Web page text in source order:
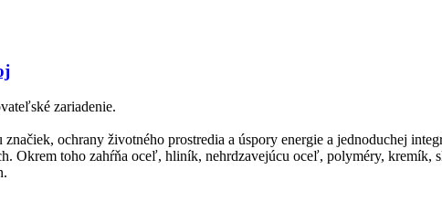
zariadenie.
ochrany životného prostredia a úspory energie a jednoduchej
Okrem toho zahŕňa oceľ, hliník, nehrdzavejúcu oceľ, polyméry, kremík,